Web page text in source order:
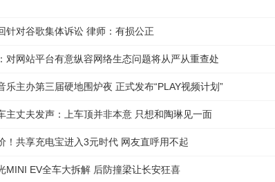
针对谷歌集体诉讼 律师：有损公正
对网站平台有意纵容网络生态问题将从严从重查处
乐主办第三届硬地围炉夜 正式发布“PLAY视频计划”
主丈夫发声：上车顶并非本意 只想和陶琳见一面
！共享充电宝进入3元时代 网友直呼用不起
MINI EV全车大拆解 后防撞梁让长安狂喜